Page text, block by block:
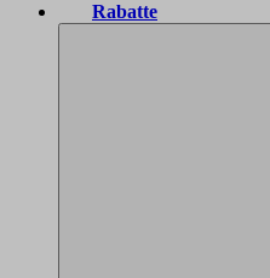
Rabatte